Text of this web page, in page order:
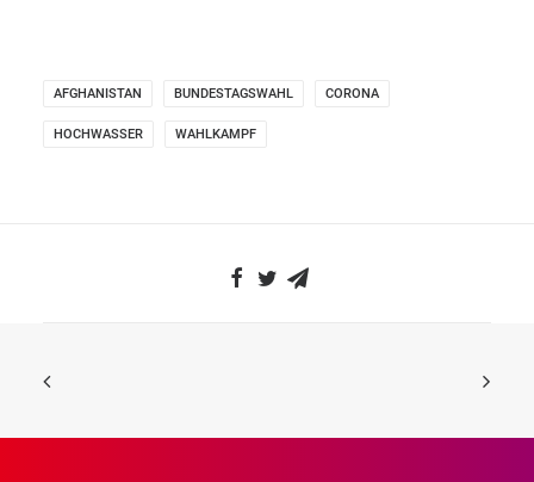
AFGHANISTAN BUNDESTAGSWAHL CORONA
HOCHWASSER WAHLKAMPF